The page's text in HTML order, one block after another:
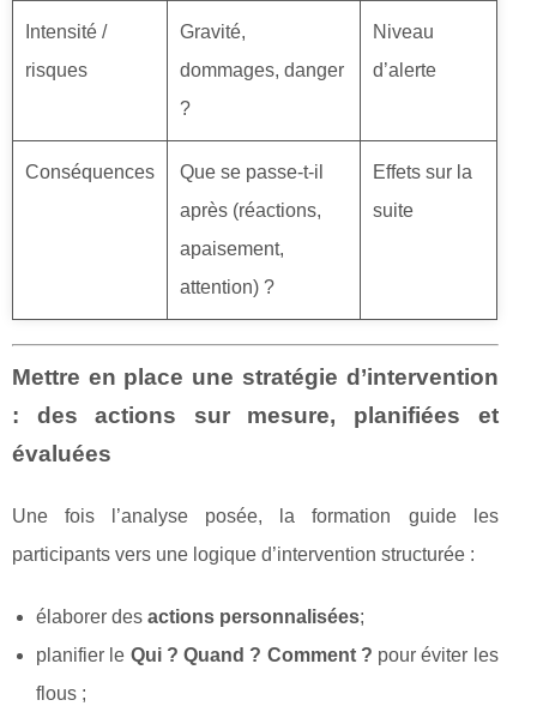
Intensité /
risques
Gravité,
dommages, danger
?
Niveau
d’alerte
Conséquences
Que se passe-t-il
après (réactions,
apaisement,
attention) ?
Effets sur la
suite
Mettre en place une stratégie d’intervention
: des actions sur mesure, planifiées et
évaluées
Une fois l’analyse posée, la formation guide les
participants vers une logique d’intervention structurée :
élaborer des actions personnalisées;
planifier le Qui ? Quand ? Comment ? pour éviter les
flous ;